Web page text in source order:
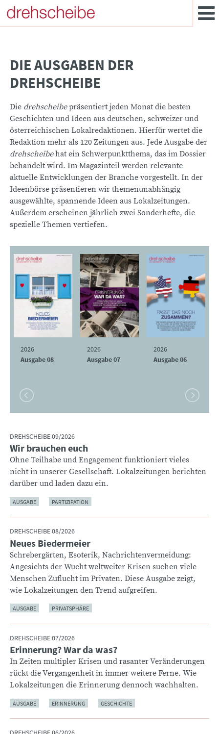
DIE AUSGABEN DER
DREHSCHEIBE
Die drehscheibepräsentiert jeden Monat die besten
Geschichten und Ideen aus deutschen, schweizer und
österreichischen Lokalredaktionen. Hierfür wertet die
Redaktion mehr als 120 Zeitungen aus. Jede Ausgabe der
drehscheibehat ein Schwerpunktthema, das im Dossier
behandelt wird. Im Magazinteil werden relevante
aktuelle Entwicklungen der Branche vorgestellt. In der
Ideenbörse präsentieren wir themenunabhängig
ausgewählte, spannende Ideen aus Lokalzeitungen.
Außerdem erscheinen jährlich zwei Sonderhefte, die
spezielle Themen vertiefen.
2026
Ausgabe 08
2026
Ausgabe 07
2026
Ausgabe 06
DREHSCHEIBE 09/2026
:Wir brauchen euch
Ohne Teilhabe und Engagement funktioniert vieles
nicht in unserer Gesellschaft. Lokalzeitungen berichten
darüber und laden dazu ein.
AUSGABE PARTIZIPATION
DREHSCHEIBE 08/2026
:Neues Biedermeier
Schrebergärten, Esoterik, Nachrichtenvermeidung:
Angesichts der Wucht weltweiter Krisen suchen viele
Menschen Zuflucht im Privaten. Diese Ausgabe zeigt,
wie Lokalzeitungen den Trend aufgreifen.
AUSGABE PRIVATSPHÄRE
DREHSCHEIBE 07/2026
:Erinnerung? War da was?
In Zeiten multipler Krisen und rasanter Veränderungen
rückt die Vergangenheit in immer weitere Ferne. Wie
Lokalzeitungen die Erinnerung dennoch wachhalten.
AUSGABE ERINNERUNG GESCHICHTE